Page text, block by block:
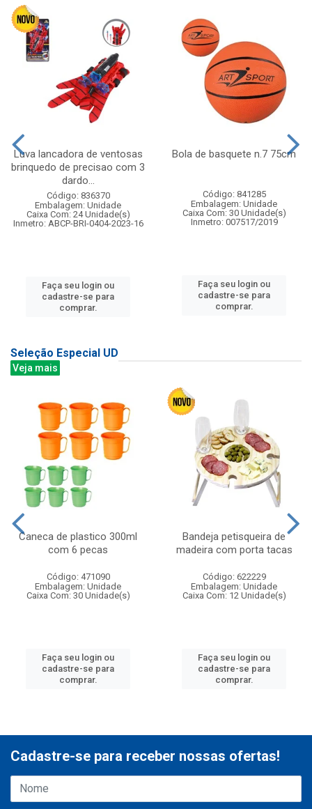
Luva lancadora de ventosas
brinquedo de precisao com 3
dardo...
Código: 836370
Embalagem: Unidade
Caixa Com: 24 Unidade(s)
Inmetro: ABCP-BRI-0404-2023-16
Faça seu login ou
cadastre-se para
comprar.
Bola de basquete n.7 75cm
Código: 841285
Embalagem: Unidade
Caixa Com: 30 Unidade(s)
Inmetro: 007517/2019
Faça seu login ou
cadastre-se para
comprar.
Seleção Especial UD
Veja mais
Caneca de plastico 300ml
com 6 pecas
Código: 471090
Embalagem: Unidade
Caixa Com: 30 Unidade(s)
Faça seu login ou
cadastre-se para
comprar.
Bandeja petisqueira de
madeira com porta tacas
Código: 622229
Embalagem: Unidade
Caixa Com: 12 Unidade(s)
Faça seu login ou
cadastre-se para
comprar.
Cadastre-se para receber nossas ofertas!